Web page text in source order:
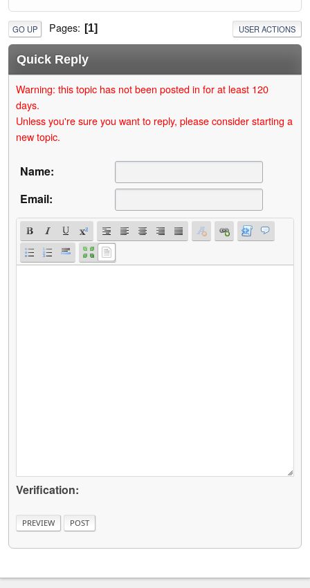
GO UP Pages 1 USER ACTIONS
Quick Reply
Warning: this topic has not been posted in for at least 120
days.
Unless you're sure you want to reply, please consider starting a
new topic.
Name:
Email:
Verification: